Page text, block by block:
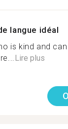
langue idéal
is kind and
Lire plus